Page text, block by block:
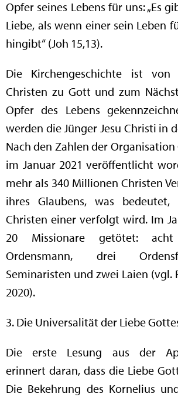
Opfer seines Lebens für uns: „Es
Liebe, als wenn einer sein Leben
hingibt“ (Joh 15,13).
Die Kirchengeschichte ist
Christen zu Gott und zum
Opfer des Lebens
werden die Jünger Jesu Christi in
Nach den Zahlen der
im Januar 2021 veröffentlicht
mehr als 340 Millionen Christen
ihres Glaubens, was
Christen einer verfolgt wird. Im
20 Missionare getötet:
Ordensmann, drei
Seminaristen und zwei Laien (vgl.
2020).
3. Die Universalität der Liebe
Die erste Lesung aus der
erinnert daran, dass die Liebe
Die Bekehrung des Kornelius